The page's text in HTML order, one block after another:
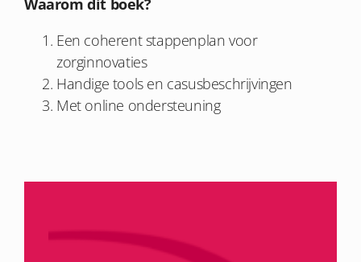
Een coherent stappenplan voor
zorginnovaties
Handige tools en casusbeschrijvingen
Met online ondersteuning